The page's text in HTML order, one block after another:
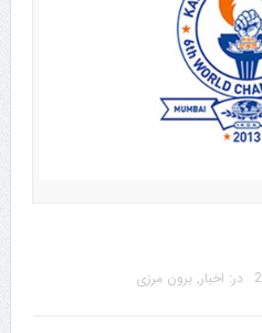
در: اخبار, برون مرزی